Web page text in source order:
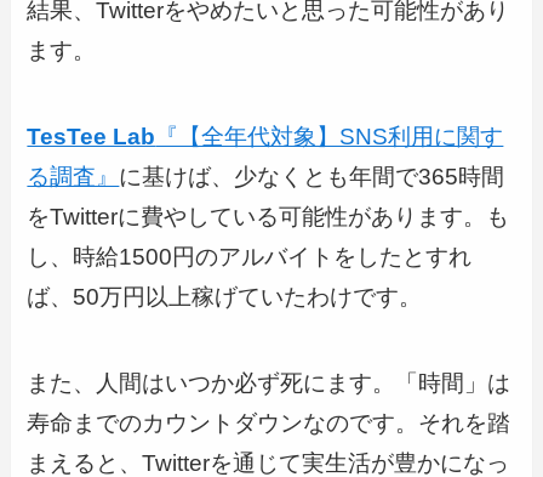
結果、Twitterをやめたいと思った可能性があり
ます。
TesTee Lab 『【全年代対象】SNS利用に関す
る調査』 に基けば、少なくとも年間で365時間
をTwitterに費やしている可能性があります。も
し、時給1500円のアルバイトをしたとすれ
ば、50万円以上稼げていたわけです。
また、人間はいつか必ず死にます。「時間」は
寿命までのカウントダウンなのです。それを踏
まえると、Twitterを通じて実生活が豊かになっ